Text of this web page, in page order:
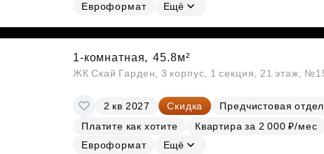
Евроформат
Ещё
1-комнатная, 45.8м²
ЖК Скай Гарден, 3 корпус, 1 секция, 21 этаж,
2 кв 2027 Скидка
Предчистовая
Платите как хотите
Квартира за 2 000 ₽/мес
Евроформат
Ещё